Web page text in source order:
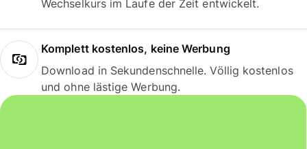
Wechselkurs im Laufe der Zeit entwickelt.
Komplett kostenlos, keine Werbung
Download in Sekundenschnelle. Völlig kostenlos
und ohne lästige Werbung.